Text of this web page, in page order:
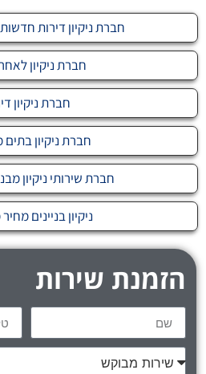
חברת ניקיון דירות חדשות
חברת ניקיון
חברת ניקיון
חברת ניקיון
חברת שירותי ניקיון
ניקיון בניינים מחיר מ-
הזמנת שירות